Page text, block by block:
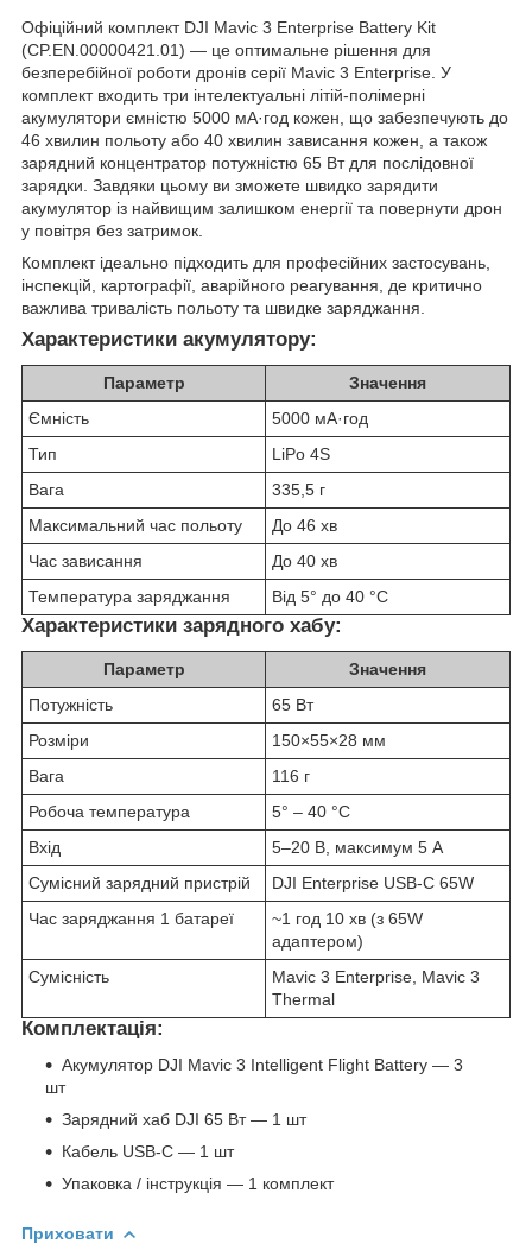
Офіційний комплект DJI Mavic 3 Enterprise Battery Kit
(CP.EN.00000421.01) — це оптимальне рішення для
безперебійної роботи дронів серії Mavic 3 Enterprise. У
комплект входить три інтелектуальні літій-полімерні
акумулятори ємністю 5000 мА·год кожен, що забезпечують до
46 хвилин польоту або 40 хвилин зависання кожен, а також
зарядний концентратор потужністю 65 Вт для послідовної
зарядки. Завдяки цьому ви зможете швидко зарядити
акумулятор із найвищим залишком енергії та повернути дрон
у повітря без затримок.
Комплект ідеально підходить для професійних застосувань,
інспекцій, картографії, аварійного реагування, де критично
важлива тривалість польоту та швидке заряджання.
Характеристики акумулятору:
Параметр
Значення
Ємність
5000 мА·год
Тип
LiPo 4S
Вага
335,5 г
Максимальний час польоту
До 46 хв
Час зависання
До 40 хв
Температура заряджання
Від 5° до 40 °C
Характеристики зарядного хабу:
Параметр
Значення
Потужність
65 Вт
Розміри
150×55×28 мм
Вага
116 г
Робоча температура
5° – 40 °C
Вхід
5–20 В, максимум 5 А
Сумісний зарядний пристрій
DJI Enterprise USB-C 65W
Час заряджання 1 батареї
~1 год 10 хв (з 65W
адаптером)
Сумісність
Mavic 3 Enterprise, Mavic 3
Thermal
Комплектація:
Акумулятор DJI Mavic 3 Intelligent Flight Battery — 3
шт
Зарядний хаб DJI 65 Вт — 1 шт
Кабель USB-C — 1 шт
Упаковка / інструкція — 1 комплект
Приховати